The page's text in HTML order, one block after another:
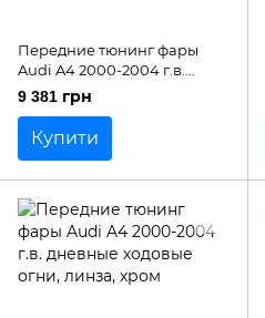
Передние тюнинг фары
Audi A4 2000-2004 г.в.
ангельские глазки, линза,
черные
9 381 грн
Купити